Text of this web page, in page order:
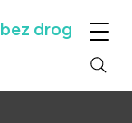
drog